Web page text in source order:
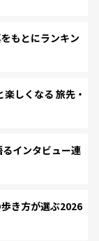
もとにランキン
しくなる 旅先・
インタビュー連
き方が選ぶ2026